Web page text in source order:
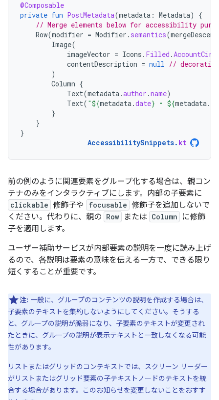
@Composable
private fun PostMetadata(metadata : Metadata)
{
// Merge elements below for accessibility
Row(modifier = Modifier . semantics(
Image(
imageVector = Icons . Filled .
contentDescription = null // decorative
)
Column {
Text(metadata.author .name)
Text( "${metadata.date} • ${metadata.
}
}
}
AccessibilitySnippets. kt
前の例のように関連要素をグループ化する場合は、親コン
テナのみをインタラクティブにします。内部の子要素に
clickable 修飾子や focusable 修飾子を追加しないで
ください。代わりに、親の Row または Column
に修飾
子を適用します。
ユーザー補助サービスが内部要素の説明を一度に読み上げ
るので、各説明は要素の意味を伝える一方で、できる限り
短くすることが重要です。
注: 一般に、グループのコンテンツの説明を作成する場合は、
子要素のテキストを集約しないようにしてください。そうする
と、グループの説明が脆弱になり、子要素のテキストが変更され
たときに、グループの説明が表示テキストと一致しなくなる可能
性があります。
リストまたはグリッドのコンテキストでは、スクリーン リーダー
がリストまたはグリッド要素の子テキストノードのテキストを統
合する場合があります。このお知らせを変更しないことをおすす